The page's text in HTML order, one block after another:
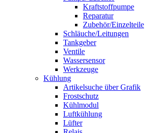
Kraftstoffpumpe
Reparatur
Zubehör/Einzelteile
Schläuche/Leitungen
Tankgeber
Ventile
Wassersensor
Werkzeuge
Kühlung
Artikelsuche über Grafik
Frostschutz
Kühlmodul
Luftkühlung
Lüfter